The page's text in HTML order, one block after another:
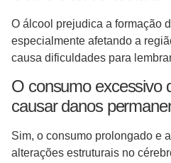
O álcool prejudica a formação
especialmente afetando a
causa dificuldades para
O consumo excessivo
causar danos
Sim, o consumo prolongado e
alterações estruturais no